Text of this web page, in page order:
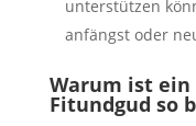
unterstützen
anfängst oder
Warum ist ein
Fitundgud so